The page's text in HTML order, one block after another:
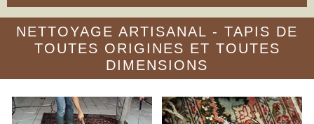
NETTOYAGE ARTISANAL - TAPIS DE
TOUTES ORIGINES ET TOUTES
DIMENSIONS